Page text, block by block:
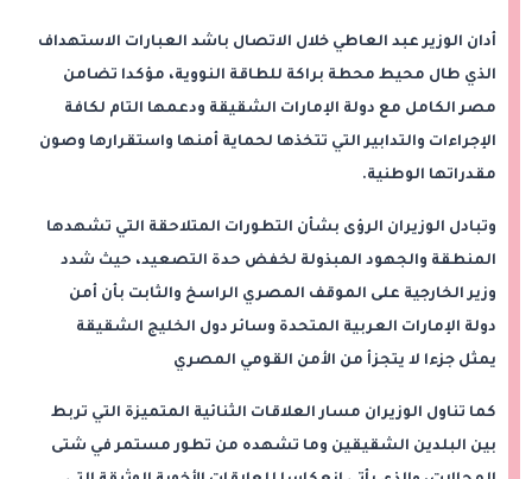
أدان الوزير عبد العاطي خلال الاتصال باشد العبارات الاستهداف
الذي طال محيط محطة براكة للطاقة النووية، مؤكدا تضامن
مصر الكامل مع دولة الإمارات الشقيقة ودعمها التام لكافة
الإجراءات والتدابير التي تتخذها لحماية أمنها واستقرارها وصون
مقدراتها الوطنية.
وتبادل الوزيران الرؤى بشأن التطورات المتلاحقة التي تشهدها
المنطقة والجهود المبذولة لخفض حدة التصعيد، حيث شدد
وزير الخارجية على الموقف المصري الراسخ والثابت بأن أمن
دولة الإمارات العربية المتحدة وسائر دول الخليج الشقيقة
يمثل جزءا لا يتجزأ من الأمن القومي المصري
كما تناول الوزيران مسار العلاقات الثنائية المتميزة التي تربط
بين البلدين الشقيقين وما تشهده من تطور مستمر في شتى